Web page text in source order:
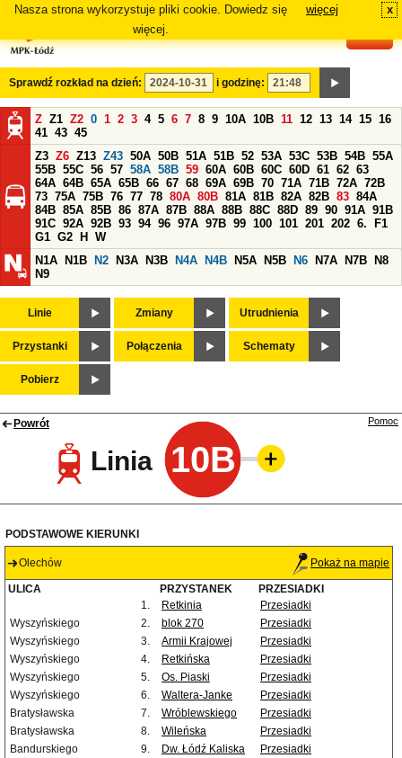
Nasza strona wykorzystuje pliki cookie. Dowiedz się
więcej.
więcej x
Sprawdź rozkład na dzień: i godzinę:
Z Z1 Z2 0 1 2 3 4 5 6 7 8 9 10A 10B 11 12 13 14 15 16
41 43 45
Z3 Z6 Z13 Z43 50A 50B 51A 51B 52 53A 53C 53B 54B 55A
55B 55C 56 57 58A 58B 59 60A 60B 60C 60D 61 62 63
64A 64B 65A 65B 66 67 68 69A 69B 70 71A 71B 72A 72B
73 75A 75B 76 77 78 80A 80B 81A 81B 82A 82B 83 84A
84B 85A 85B 86 87A 87B 88A 88B 88C 88D 89 90 91A 91B
91C 92A 92B 93 94 96 97A 97B 99 100 101 201 202 6.
F1
G1 G2 H
W
N1A
N1B N2 N3A N3B N4A N4B N5A N5B N6 N7A N7B
N8
N9
Linie Zmiany Utrudnienia
Przystanki Połączenia Schematy
Pobierz
Powrót
Linia 10B
Pomoc
PODSTAWOWE KIERUNKI
Olechów Pokaż na mapie
ULICA PRZYSTANEK
PRZESIADKI
1.
Retkinia
Przesiadki
Wyszyńskiego
2. blok 270
Przesiadki
Wyszyńskiego
3. Armii Krajowej
Przesiadki
Wyszyńskiego
4. Retkińska
Przesiadki
Wyszyńskiego
5. Os. Piaski
Przesiadki
Wyszyńskiego
6. Waltera-Janke
Przesiadki
Bratysławska
7. Wróblewskiego
Przesiadki
Bratysławska
8. Wileńska
Przesiadki
Bandurskiego
9. Dw. Łódź Kaliska
Przesiadki